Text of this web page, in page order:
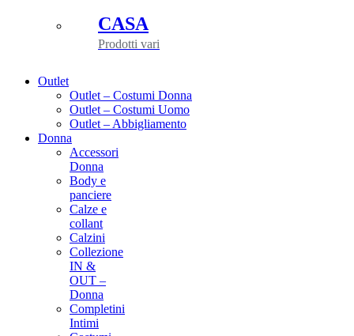
CASA
Prodotti vari
Outlet
Outlet – Costumi Donna
Outlet – Costumi Uomo
Outlet – Abbigliamento
Donna
Accessori
Donna
Body e
panciere
Calze e
collant
Calzini
Collezione
IN &
OUT –
Donna
Completini
Intimi